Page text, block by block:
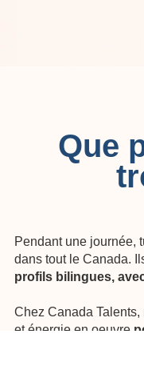
Que
Pendant une journée,
dans tout le Canada.
profils bilingues,
Chez Canada
et énergie en oeuvre